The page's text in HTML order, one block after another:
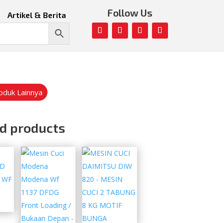
Artikel & Berita Follow Us
Lainnya
products